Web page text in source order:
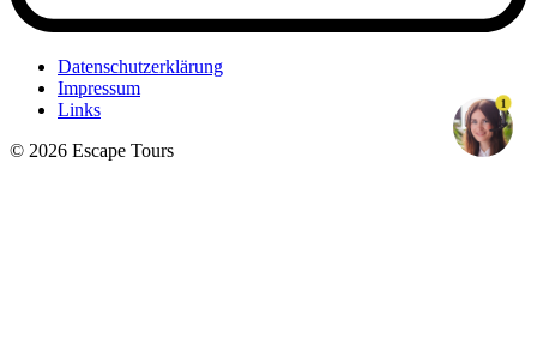
Datenschutzerklärung
Impressum
Links
© 2026 Escape Tours
1